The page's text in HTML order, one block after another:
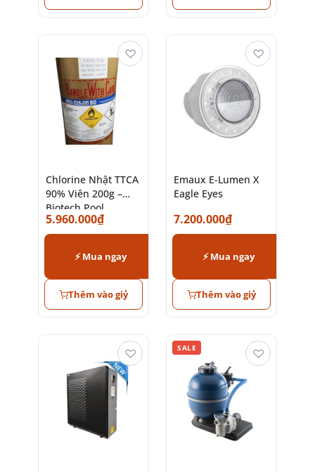
Chlorine Nhật TTCA
90% Viên 200g –
Biotech Pool
5.960.000₫
⚡ Mua ngay
Thêm vào giỷ
♡
Emaux E-Lumen X
Eagle Eyes
7.200.000₫
⚡ Mua ngay
Thêm vào giỷ
♡
♡ SALE ♡